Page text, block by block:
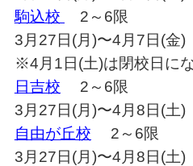
駒込校
2～6限
3月27日(月)〜4月7日(金)
※4月1日(土)は閉校日にな
日吉校 2～6限
3月27日(月)〜4月8日(土)
自由が丘校 2～6限
3月27日(月)〜4月8日(土)